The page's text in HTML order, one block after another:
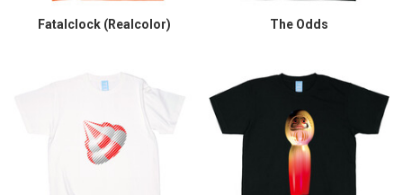
Fatalclock (Realcolor) The Odds